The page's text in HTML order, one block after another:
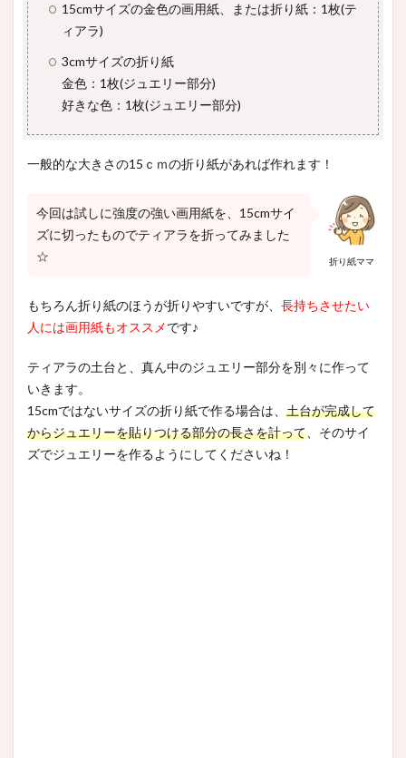
15cmサイズの金色の画用紙、または折り紙：1枚(テ
ィアラ)
3cmサイズの折り紙
金色：1枚(ジュエリー部分)
好きな色：1枚(ジュエリー部分)
一般的な大きさの15ｃｍの折り紙があれば作れます！
折り紙ママ
今回は試しに強度の強い画用紙を、15cmサイ
ズに切ったものでティアラを折ってみました
☆
もちろん折り紙のほうが折りやすいですが、 長持ちさせたい
人には画用紙もオススメです♪
ティアラの土台と、真ん中のジュエリー部分を別々に作って
いきます。
15cmではないサイズの折り紙で作る場合は、 土台が完成して
からジュエリーを貼りつける部分の長さを計って 、そのサイ
ズでジュエリーを作るようにしてくださいね！